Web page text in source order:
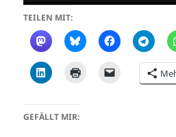
TEILEN MIT:
GEFÄLLT MIR: